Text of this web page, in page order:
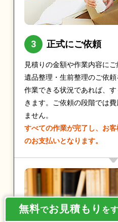
正式にご依頼
見積りの金額や作業内容に
遺品整理・生前整理のご依
作業できる状況であれば、
きます。ご依頼の段階では
ません。
すべての作業が完了し、お
のお支払いとなります。
無料でお見積もり を